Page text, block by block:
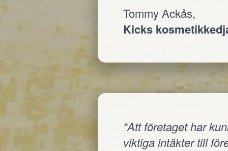
Tommy Ackås,
Kicks
"Att företaget har
viktiga intäkter till